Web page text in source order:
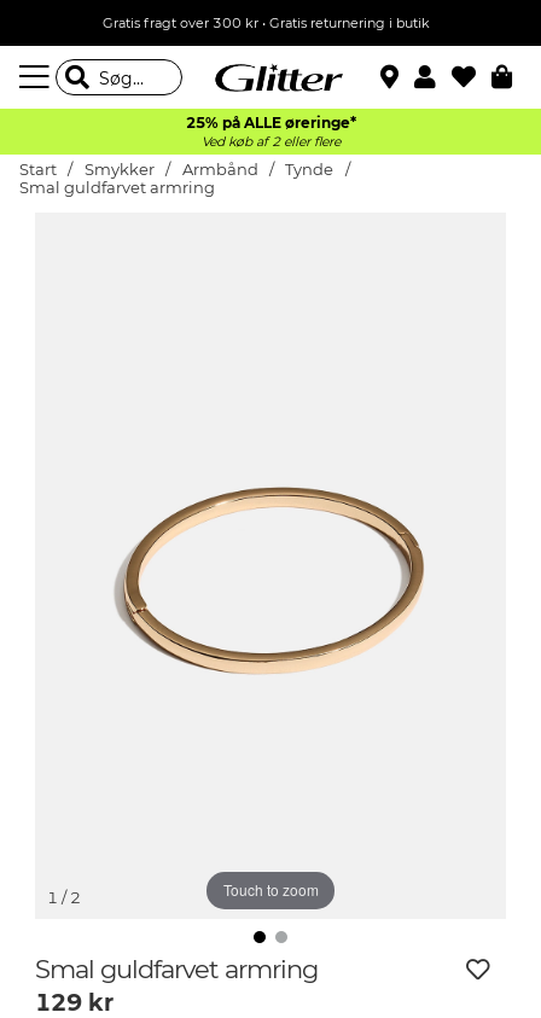
Gratis fragt over 300 kr • Gratis returnering i butik
25% på ALLE øreringe*
Ved køb af 2 eller flere
Start Smykker Armbånd
Tynde
Smal guldfarvet armring
Touch to zoom
1 / 2
Smal guldfarvet armring
129 kr